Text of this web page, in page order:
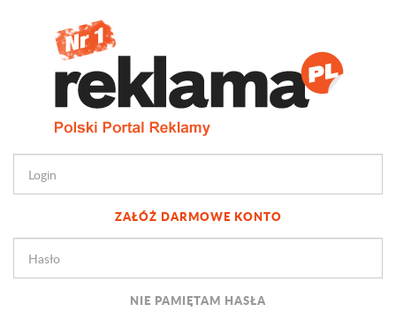
ZAŁÓŻ DARMOWE KONTO
NIE PAMIĘTAM HASŁA